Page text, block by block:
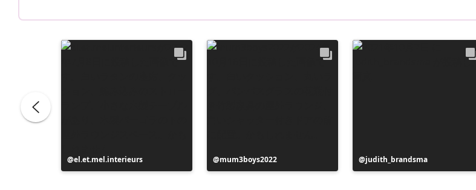
投
稿
el.et.mel.interieurs
投
稿
mum3boys2022
投
稿
judith_brandsma